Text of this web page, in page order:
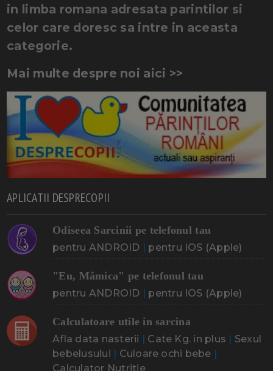
in limba romana adresata parintilor si
celor care doresc sa intre in aceasta
categorie.
Mai multe despre noi aici >>
APLICATII DESPRECOPII
Odiseea Sarcinii pe telefonul tau
pentru ANDROID | pentru IOS (Apple)
"Eu, Mămica" pe telefonul tau
pentru ANDROID | pentru IOS (Apple)
Calculatoare utile in sarcina
Afla data nasterii | Cate Kg. in plus | Sexul
bebelusului | Culoare ochi bebe |
Calculator Nutritie